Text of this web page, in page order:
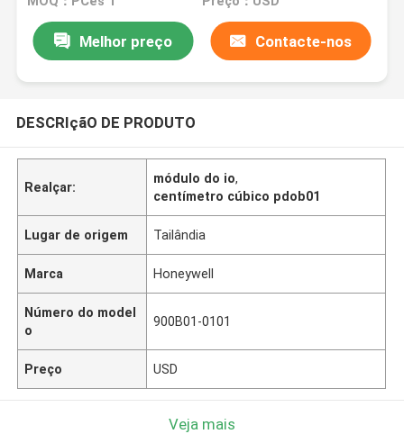
Melhor preço Contacte-nos
DESCRIçãO DE PRODUTO
Realçar:
módulo do io,
centímetro cúbico pdob01
Lugar de origem Tailândia
Marca Honeywell
Número do model
o
900B01-0101
Preço USD
Veja mais